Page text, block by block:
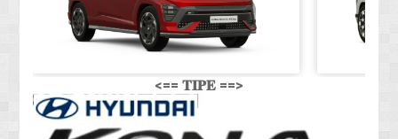
<== 𝐓𝐈𝐏𝐄 ==>